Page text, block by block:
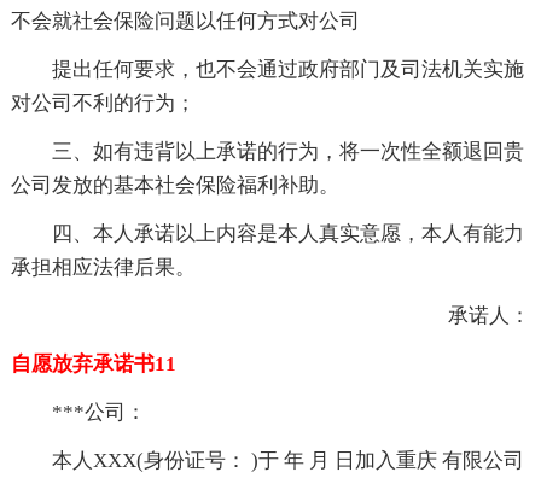
不会就社会保险问题以任何方式对公司
提出任何要求，也不会通过政府部门及司法机关实施
对公司不利的行为；
三、如有违背以上承诺的行为，将一次性全额退回贵
公司发放的基本社会保险福利补助。
四、本人承诺以上内容是本人真实意愿，本人有能力
承担相应法律后果。
承诺人：
自愿放弃承诺书11
***公司：
本人XXX(身份证号： )于 年 月 日加入重庆 有限公司